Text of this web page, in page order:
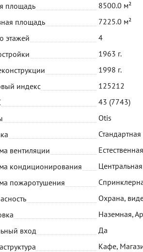
площадь
8500.0 м²
площадь
7225.0 м²
этажей
4
1963 г.
1998 г.
индекс
125212
43 (7743)
Otis
вентиляции
Естественная
кондиционирования
Центральная
пожаротушения
Охрана,
Наземная,
вход
Да
Кафе,